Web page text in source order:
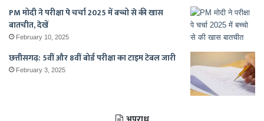
PM मोदी ने परीक्षा पे चर्चा 2025 में बच्चो से की खास
बातचीत, देखें
February 10, 2025
छत्तीसगढ़: 5वीं और 8वीं बोर्ड परीक्षा का टाइम टेबल जारी
February 3, 2025